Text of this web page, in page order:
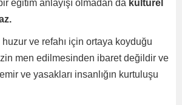
eğitim anlayışı olmadan da kültürel
huzur ve refahı için ortaya koyduğu
men edilmesinden ibaret değildir ve
ve yasakları insanlığın kurtuluşu